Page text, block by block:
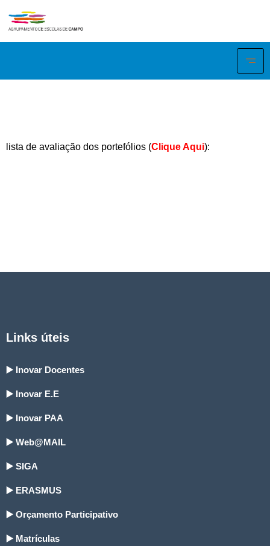
lista de avaliação dos portefólios (Clique Aqui):
Links úteis
▶️ Inovar Docentes
▶️ Inovar E.E
▶️ Inovar PAA
▶️ Web@MAIL
▶️ SIGA
▶️ ERASMUS
▶️ Orçamento Participativo
▶️ Matrículas